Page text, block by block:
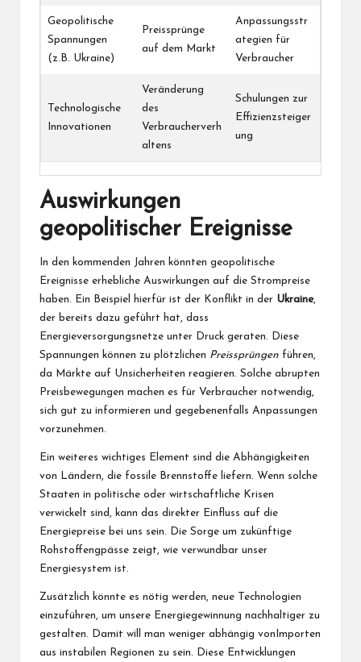
Geopolitische
Spannungen
(z.B. Ukraine)
Preissprünge
auf dem Markt
Anpassungsstr
ategien für
Verbraucher
Technologische
Innovationen
Veränderung
des
Verbraucherverh
altens
Schulungen zur
Effizienzsteiger
ung
Auswirkungen
geopolitischer Ereignisse
In den kommenden Jahren könnten geopolitische
Ereignisse erhebliche Auswirkungen auf die Strompreise
haben. Ein Beispiel hierfür ist der Konflikt in der Ukraine,
der bereits dazu geführt hat, dass
Energieversorgungsnetze unter Druck geraten. Diese
Spannungen können zu plötzlichen Preissprüngen führen,
da Märkte auf Unsicherheiten reagieren. Solche abrupten
Preisbewegungen machen es für Verbraucher notwendig,
sich gut zu informieren und gegebenenfalls Anpassungen
vorzunehmen.
Ein weiteres wichtiges Element sind die Abhängigkeiten
von Ländern, die fossile Brennstoffe liefern. Wenn solche
Staaten in politische oder wirtschaftliche Krisen
verwickelt sind, kann das direkter Einfluss auf die
Energiepreise bei uns sein. Die Sorge um zukünftige
Rohstoffengpässe zeigt, wie verwundbar unser
Energiesystem ist.
Zusätzlich könnte es nötig werden, neue Technologien
einzuführen, um unsere Energiegewinnung nachhaltiger zu
gestalten. Damit will man weniger abhängig vonImporten
aus instabilen Regionen zu sein. Diese Entwicklungen